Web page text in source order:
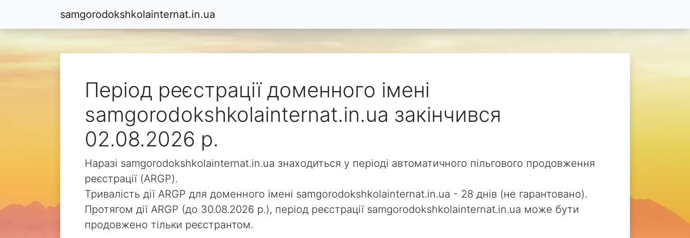
samgorodokshkolainternat.in.ua
Період реєстрації доменного імені
samgorodokshkolainternat.in.ua закінчився
02.08.2026 р.
Наразі samgorodokshkolainternat.in.ua знаходиться у періоді автоматичного пільгового продовження
реєстрації (ARGP).
Тривалість дії ARGP для доменного імені samgorodokshkolainternat.in.ua - 28 днів (не гарантовано).
Протягом дії ARGP (до 30.08.2026 р.), період реєстрації samgorodokshkolainternat.in.ua може бути
продовжено тільки реєстрантом.